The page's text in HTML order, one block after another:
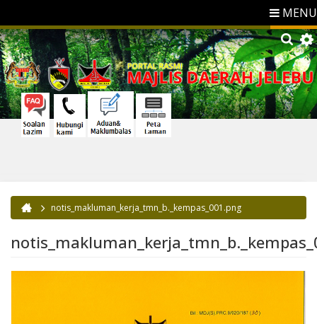
MENU
Anda di sini
notis_makluman_kerja_tmn_b._kempas_001.png